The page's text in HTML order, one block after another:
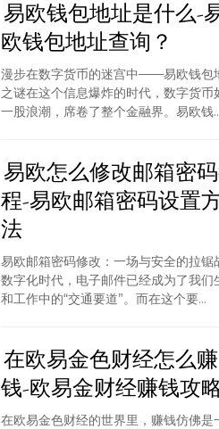
易欧钱包地址是什么-
欧钱包地址查询？
漫步在数字货币的迷宫中——易欧钱包
之谜在这个信息爆炸的时代，数字货币
一股浪潮，席卷了整个金融界。易欧钱
易欧怎么修改邮箱密
程-易欧邮箱密码设置
法
易欧邮箱密码修改：一场与安全的拉锯
数字化时代，电子邮件已经成为了我们
和工作中的“交通要道”。而在这个要...
在欧易金色财经怎么赚
钱-欧易金财经赚钱攻
在欧易金色财经的世界里，赚钱仿佛是